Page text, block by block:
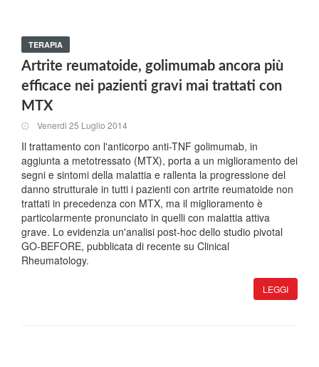
TERAPIA
Artrite reumatoide, golimumab ancora più
efficace nei pazienti gravi mai trattati con
MTX
Venerdi 25 Luglio 2014
Il trattamento con l'anticorpo anti-TNF golimumab, in
aggiunta a metotressato (MTX), porta a un miglioramento dei
segni e sintomi della malattia e rallenta la progressione del
danno strutturale in tutti i pazienti con artrite reumatoide non
trattati in precedenza con MTX, ma il miglioramento è
particolarmente pronunciato in quelli con malattia attiva
grave. Lo evidenzia un'analisi post-hoc dello studio pivotal
GO-BEFORE, pubblicata di recente su Clinical
Rheumatology.
LEGGI